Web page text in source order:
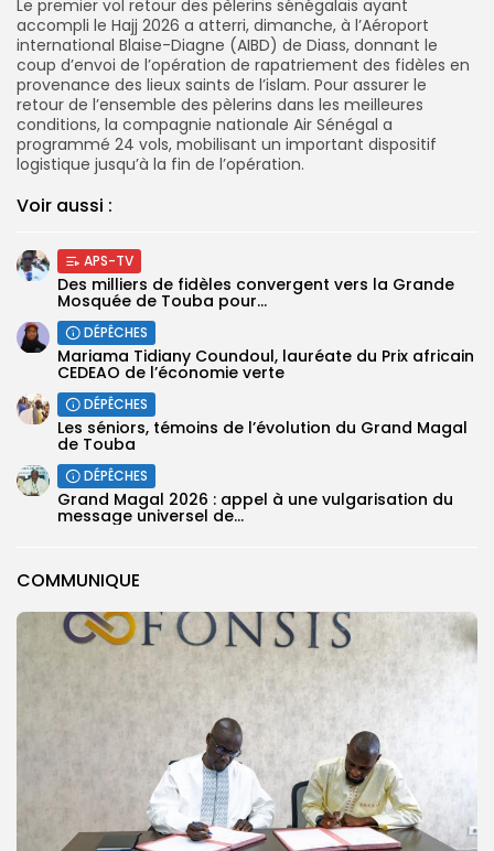
COMMUNIQUE
Le premier vol retour des pèlerins sénégalais ayant
accompli le Hajj 2026 a atterri, dimanche, à l’Aéroport
international Blaise-Diagne (AIBD) de Diass, donnant le
coup d’envoi de l’opération de rapatriement des fidèles en
provenance des lieux saints de l’islam. Pour assurer le
retour de l’ensemble des pèlerins dans les meilleures
conditions, la compagnie nationale Air Sénégal a
programmé 24 vols, mobilisant un important dispositif
logistique jusqu’à la fin de l’opération.
Voir aussi :
APS-TV
Des milliers de fidèles convergent vers la Grande
Mosquée de Touba pour...
DÉPÊCHES
Mariama Tidiany Coundoul, lauréate du Prix africain
CEDEAO de l’économie verte
DÉPÊCHES
Les séniors, témoins de l’évolution du Grand Magal
de Touba
DÉPÊCHES
Grand Magal 2026 : appel à une vulgarisation du
message universel de...